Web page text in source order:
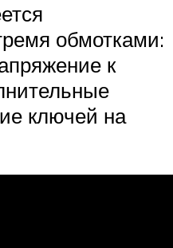
обмотками:
к
ключей на